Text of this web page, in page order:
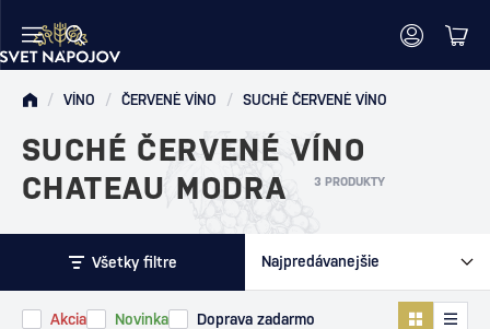
/ VÍNO / ČERVENÉ VÍNO / SUCHÉ ČERVENÉ VÍNO
SUCHÉ ČERVENÉ VÍNO
CHATEAU MODRA
3 PRODUKTY
Všetky filtre
Akcia Novinka Doprava zadarmo